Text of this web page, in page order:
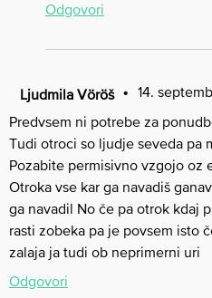
Odgovori
Ljudmila Vöröš
14.
Predvsem ni potrebe za
Tudi otroci so ljudje seveda pa
Pozabite permisivno vzgojo oz
Otroka vse kar ga navadiš
ga navadil No če pa otrok kdaj
rasti zobeka pa je povsem isto
zalaja ja tudi ob neprimerni uri
Odgovori